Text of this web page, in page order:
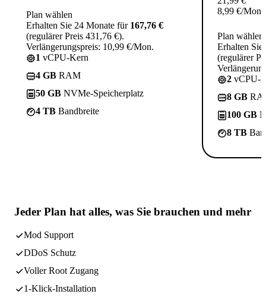
Plan wählen
Erhalten Sie 24 Monate für 167,76 €
(regulärer Preis 431,76 €).
Verlängerungspreis: 10,99 €/Mon.
1 vCPU-Kern
4 GB RAM
50 GB NVMe-Speicherplatz
4 TB Bandbreite
8,99 €/Mon.
Plan wählen
Erhalten
(regulärer
2 vCPU-
8 GB
100 GB
8 TB
Jeder Plan hat alles, was Sie brauchen und mehr
Mod Support
DDoS Schutz
Voller Root Zugang
1-Klick-Installation